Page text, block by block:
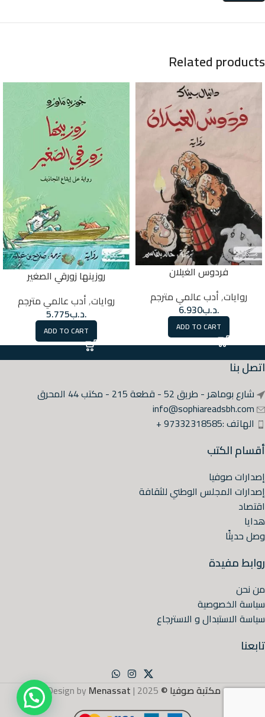
Related products
فردوس الغيلان
روايات,أدب عالمي مترجم
.د.ب6.930
ADD TO CART
روزينها زورقي الصغير
روايات,أدب عالمي مترجم
.د.ب5.775
ADD TO CART
اتصل بنا
شارع بوماهر - طريق 52 - قطعة 215 - مكتب 44 المحرق
info@sophiareadsbh.com
الهاتف :97332318585 +
أقسام الكتب
إصدارات صوفيا
إصدارات المجلس الوطني للثقافة
اقتصاد
هدايا
وصل حديثًا
روابط مفيدة
من نحن
سياسة الخصوصية
سياسة الاستبدال و الاسترجاع
تابعنا
مكتبة صوفيا © 2025 | Design by
Menassat
.